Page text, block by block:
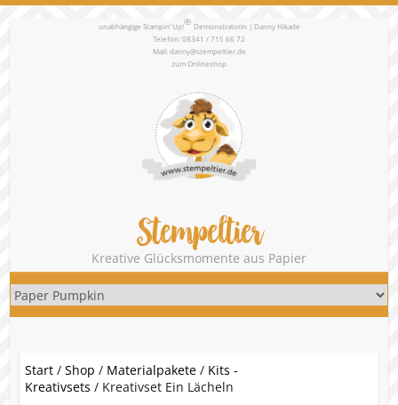
unabhängige Stampin‘ Up!® Demonstratorin | Danny Hikade
Telefon: 08341 / 715 66 72
Mail:danny@stempeltier.de
zumOnlineshop
Stempeltier
Kreative Glücksmomente aus Papier
Start/ Shop / Materialpakete/ Kits -
Kreativsets / Kreativset Ein Lächeln